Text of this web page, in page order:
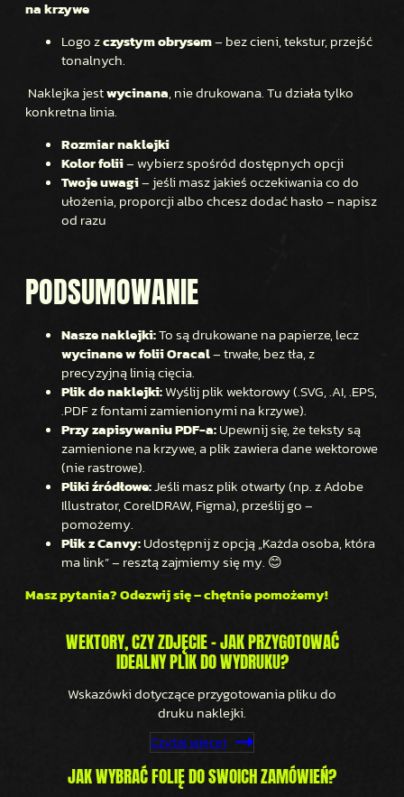
na krzywe
Logo zczystym obrysem– bez cieni, tekstur, przejść
tonalnych.
Naklejka jestwycinana, nie drukowana. Tu działa tylko
konkretna linia.
Rozmiar naklejki
Kolor folii– wybierz spośród dostępnych opcji
Twoje uwagi– jeśli masz jakieś oczekiwania co do
ułożenia, proporcji albo chcesz dodać hasło – napisz
od razu
PODSUMOWANIE
Nasze naklejki:To są drukowane na papierze, lecz
wycinane w folii Oracal– trwałe, bez tła, z
precyzyjną linią cięcia.
Plik do naklejki:Wyślij plik wektorowy (.SVG, .AI, .EPS,
.PDF z fontami zamienionymi na krzywe).
Przy zapisywaniu PDF-a:Upewnij się, że teksty są
zamienione na krzywe, a plik zawiera dane wektorowe
(nie rastrowe).
Pliki źródłowe:Jeśli masz plik otwarty (np. z Adobe
Illustrator, CorelDRAW, Figma), prześlij go –
pomożemy.
Plik z Canvy:Udostępnij z opcją „Każda osoba, która
ma link” – resztą zajmiemy się my. 😊
Masz pytania? Odezwij się – chętnie pomożemy!
WEKTORY, CZY ZDJĘCIE – JAK PRZYGOTOWAĆ
IDEALNY PLIK DO WYDRUKU?
Wskazówki dotyczące przygotowania pliku do
druku naklejki.
Czytaj więcej
JAK WYBRAĆ FOLIĘ DO SWOICH ZAMÓWIEŃ?